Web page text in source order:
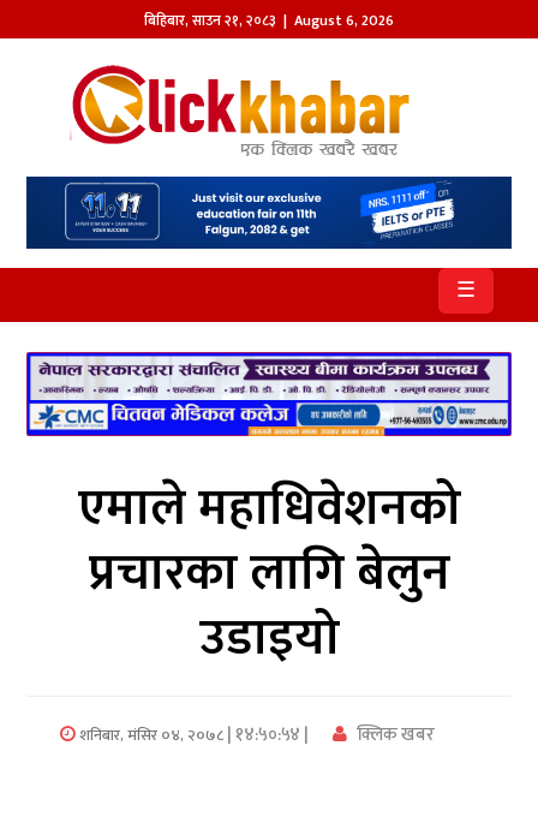
बिहिबार,साउन२१,२०८३ | August 6, 2026
होमपेज
समाज
प्रदेश
आजको
पत्रिका
सम्पादकीय
अन्तर्राष्ट्रिय
विज्ञान
☰
एमाले महाधिवेशनको
प्रचारका लागि बेलुन
उडाइयो
शनिबार, मंसिर ०४, २०७८| १४:५०:५४ | क्लिक खबर